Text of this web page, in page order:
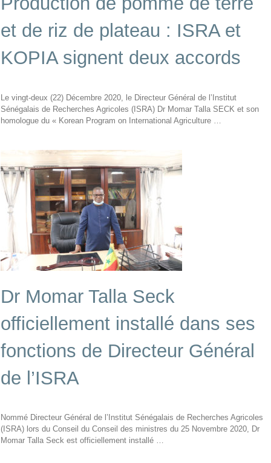
et de riz de plateau : ISRA et
KOPIA signent deux accords
Le vingt-deux (22) Décembre 2020, le Directeur Général de l’Institut
Sénégalais de Recherches Agricoles (ISRA) Dr Momar Talla SECK et son
homologue du « Korean Program on International Agriculture …
Dr Momar Talla Seck
officiellement installé dans ses
fonctions de Directeur Général
de l’ISRA
Nommé Directeur Général de l’Institut Sénégalais de Recherches Agricoles
(ISRA) lors du Conseil du Conseil des ministres du 25 Novembre 2020, Dr
Momar Talla Seck est officiellement installé …